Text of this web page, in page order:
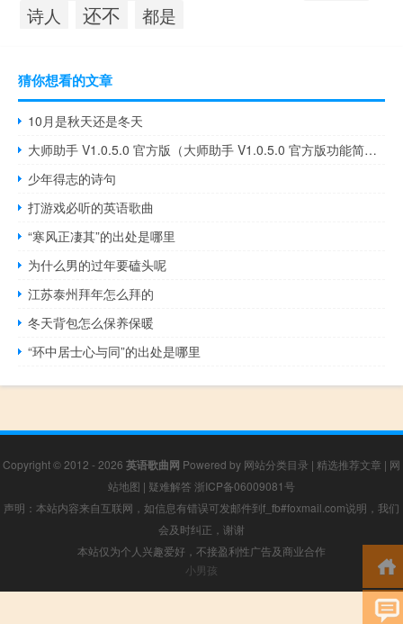
诗人 还不 都是
猜你想看的文章
10月是秋天还是冬天
大师助手 V1.0.5.0 官方版（大师助手 V1.0.5.0 官方版功能简介）
少年得志的诗句
打游戏必听的英语歌曲
“寒风正凄其”的出处是哪里
为什么男的过年要磕头呢
江苏泰州拜年怎么拜的
冬天背包怎么保养保暖
“环中居士心与同”的出处是哪里
Copyright © 2012 - 2026 英语歌曲网 Powered by 网站分类目录 | 精选推荐文章 | 网
站地图 | 疑难解答 浙ICP备06009081号
声明：本站内容来自互联网，如信息有错误可发邮件到f_fb#foxmail.com说明，我们
会及时纠正，谢谢
本站仅为个人兴趣爱好，不接盈利性广告及商业合作
小男孩